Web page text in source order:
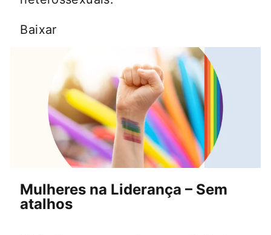
Baixar
Mulheres na Liderança – Sem
atalhos